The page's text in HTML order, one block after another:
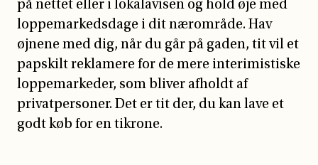
på nettet eller i lokalavisen og hold øje med
loppemarkedsdage i dit nærområde. Hav
øjnene med dig, når du går på gaden, tit vil et
papskilt reklamere for de mere interimistiske
loppemarkeder, som bliver afholdt af
privatpersoner. Det er tit der, du kan lave et
godt køb for en tikrone.